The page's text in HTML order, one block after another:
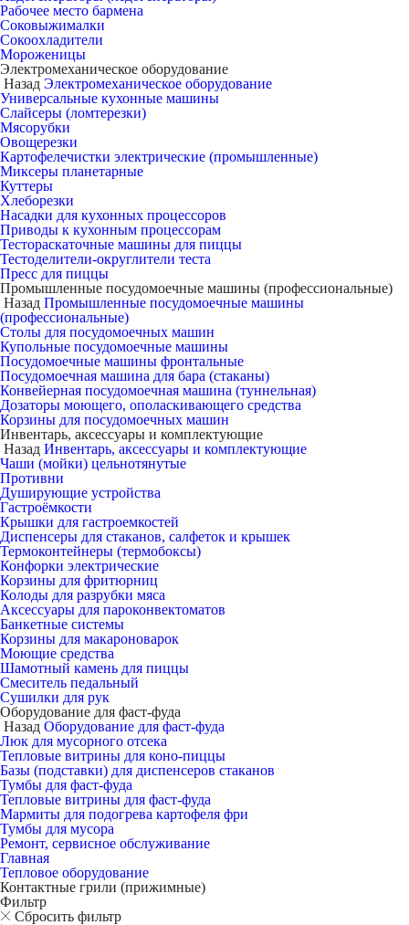
Рабочее место бармена
Соковыжималки
Сокоохладители
Мороженицы
Электромеханическое оборудование
Назад Электромеханическое оборудование
Универсальные кухонные машины
Слайсеры (ломтерезки)
Мясорубки
Овощерезки
Картофелечистки электрические (промышленные)
Миксеры планетарные
Куттеры
Хлеборезки
Насадки для кухонных процессоров
Приводы к кухонным процессорам
Тестораскаточные машины для пиццы
Тестоделители-округлители теста
Пресс для пиццы
Промышленные посудомоечные машины (профессиональные)
Назад Промышленные посудомоечные машины
(профессиональные)
Столы для посудомоечных машин
Купольные посудомоечные машины
Посудомоечные машины фронтальные
Посудомоечная машина для бара (стаканы)
Конвейерная посудомоечная машина (туннельная)
Дозаторы моющего, ополаскивающего средства
Корзины для посудомоечных машин
Инвентарь, аксессуары и комплектующие
Назад Инвентарь, аксессуары и комплектующие
Чаши (мойки) цельнотянутые
Противни
Душирующие устройства
Гастроёмкости
Крышки для гастроемкостей
Диспенсеры для стаканов, салфеток и крышек
Термоконтейнеры (термобоксы)
Конфорки электрические
Корзины для фритюрниц
Колоды для разрубки мяса
Аксессуары для пароконвектоматов
Банкетные системы
Корзины для макароноварок
Моющие средства
Шамотный камень для пиццы
Смеситель педальный
Сушилки для рук
Оборудование для фаст-фуда
Назад Оборудование для фаст-фуда
Люк для мусорного отсека
Тепловые витрины для коно-пиццы
Базы (подставки) для диспенсеров стаканов
Тумбы для фаст-фуда
Тепловые витрины для фаст-фуда
Мармиты для подогрева картофеля фри
Тумбы для мусора
Ремонт, сервисное обслуживание
Главная
Тепловое оборудование
Контактные грили (прижимные)
Фильтр
Сбросить фильтр